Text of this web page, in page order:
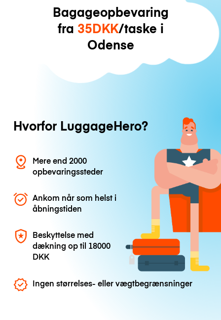
Bagageopbevaring
fra 35DKK/taske i
Odense
Hvorfor LuggageHero?
Mere end 2000
opbevaringssteder
Ankom når som helst i
åbningstiden
Beskyttelse med
dækning op til 18000
DKK
Ingen størrelses- eller vægtbegrænsninger